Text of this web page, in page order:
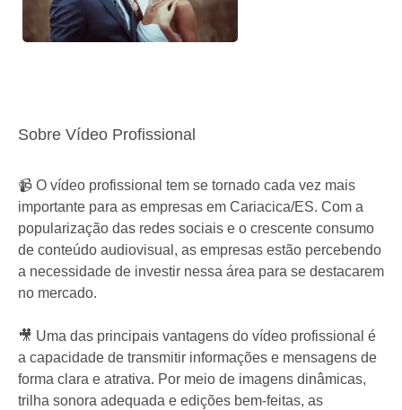
Sobre Vídeo Profissional
📹 O vídeo profissional tem se tornado cada vez mais
importante para as empresas em Cariacica/ES. Com a
popularização das redes sociais e o crescente consumo
de conteúdo audiovisual, as empresas estão percebendo
a necessidade de investir nessa área para se destacarem
no mercado.
🎥 Uma das principais vantagens do vídeo profissional é
a capacidade de transmitir informações e mensagens de
forma clara e atrativa. Por meio de imagens dinâmicas,
trilha sonora adequada e edições bem-feitas, as